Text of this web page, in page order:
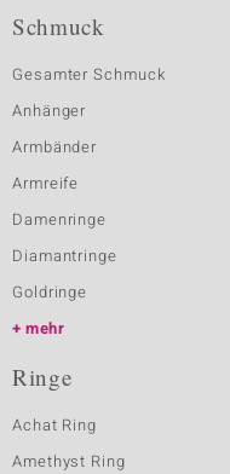
Schmuck
Gesamter Schmuck
Anhänger
Armbänder
Armreife
Damenringe
Diamantringe
Goldringe
mehr
Ringe
Achat Ring
Amethyst Ring